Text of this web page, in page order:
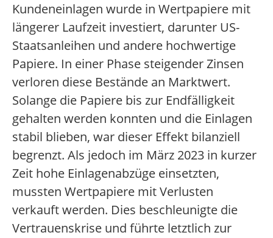
Kundeneinlagen wurde in Wertpapiere mit
längerer Laufzeit investiert, darunter US-
Staatsanleihen und andere hochwertige
Papiere. In einer Phase steigender Zinsen
verloren diese Bestände an Marktwert.
Solange die Papiere bis zur Endfälligkeit
gehalten werden konnten und die Einlagen
stabil blieben, war dieser Effekt bilanziell
begrenzt. Als jedoch im März 2023 in kurzer
Zeit hohe Einlagenabzüge einsetzten,
mussten Wertpapiere mit Verlusten
verkauft werden. Dies beschleunigte die
Vertrauenskrise und führte letztlich zur